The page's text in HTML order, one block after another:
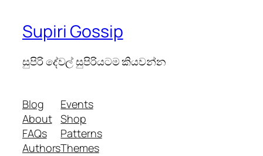
Supiri Gossip
සුපිරි දේවල් සුපිරියටම කියවන්න
Blog
About
FAQs
Authors
Events
Shop
Patterns
Themes